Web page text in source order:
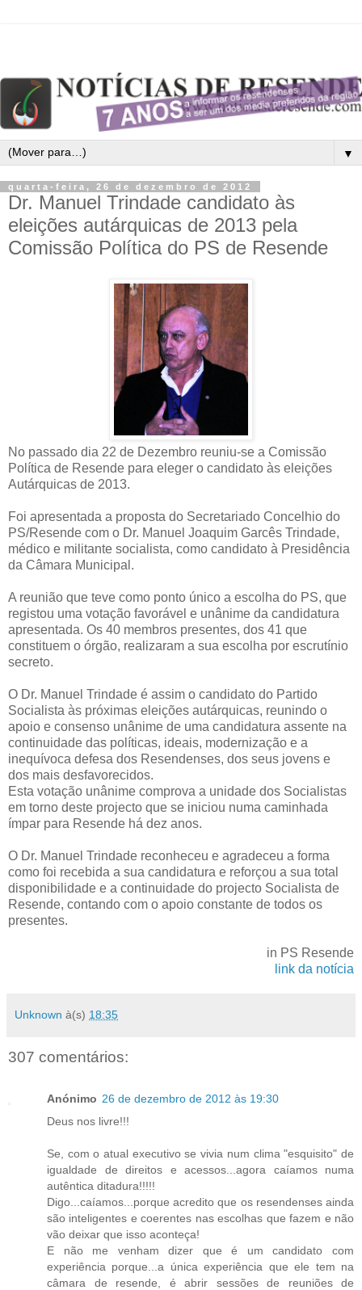
▼
quarta-feira, 26 de dezembro de 2012
Dr. Manuel Trindade candidato às
eleições autárquicas de 2013 pela
Comissão Política do PS de Resende
No passado dia 22 de Dezembro reuniu-se a Comissão
Política de Resende para eleger o candidato às eleições
Autárquicas de 2013.
Foi apresentada a proposta do Secretariado Concelhio do
PS/Resende com o Dr. Manuel Joaquim Garcês Trindade,
médico e militante socialista, como candidato à Presidência
da Câmara Municipal.
A reunião que teve como ponto único a escolha do PS, que
registou uma votação favorável e unânime da candidatura
apresentada. Os 40 membros presentes, dos 41 que
constituem o órgão, realizaram a sua escolha por escrutínio
secreto.
O Dr. Manuel Trindade é assim o candidato do Partido
Socialista às próximas eleições autárquicas, reunindo o
apoio e consenso unânime de uma candidatura assente na
continuidade das políticas, ideais, modernização e a
inequívoca defesa dos Resendenses, dos seus jovens e
dos mais desfavorecidos.
Esta votação unânime comprova a unidade dos Socialistas
em torno deste projecto que se iniciou numa caminhada
ímpar para Resende há dez anos.
O Dr. Manuel Trindade reconheceu e agradeceu a forma
como foi recebida a sua candidatura e reforçou a sua total
disponibilidade e a continuidade do projecto Socialista de
Resende, contando com o apoio constante de todos os
presentes.
in PS Resende
link da notícia
Unknown à(s) 18:35
307 comentários:
Anónimo 26 de dezembro de 2012 às 19:30
Deus nos livre!!!
Se, com o atual executivo se vivia num clima "esquisito" de
igualdade de direitos e acessos...agora caíamos numa
autêntica ditadura!!!!!
Digo...caíamos...porque acredito que os resendenses ainda
são inteligentes e coerentes nas escolhas que fazem e não
vão deixar que isso aconteça!
E não me venham dizer que é um candidato com
experiência porque...a única experiência que ele tem na
câmara de resende, é abrir sessões de reuniões de